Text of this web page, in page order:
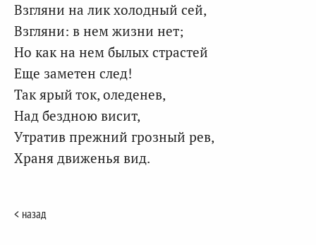
Взгляни на лик холодный сей,
Взгляни: в нем жизни нет;
Но как на нем былых страстей
Еще заметен след!
Так ярый ток, оледенев,
Над бездною висит,
Утратив прежний грозный рев,
Храня движенья вид.
< назад